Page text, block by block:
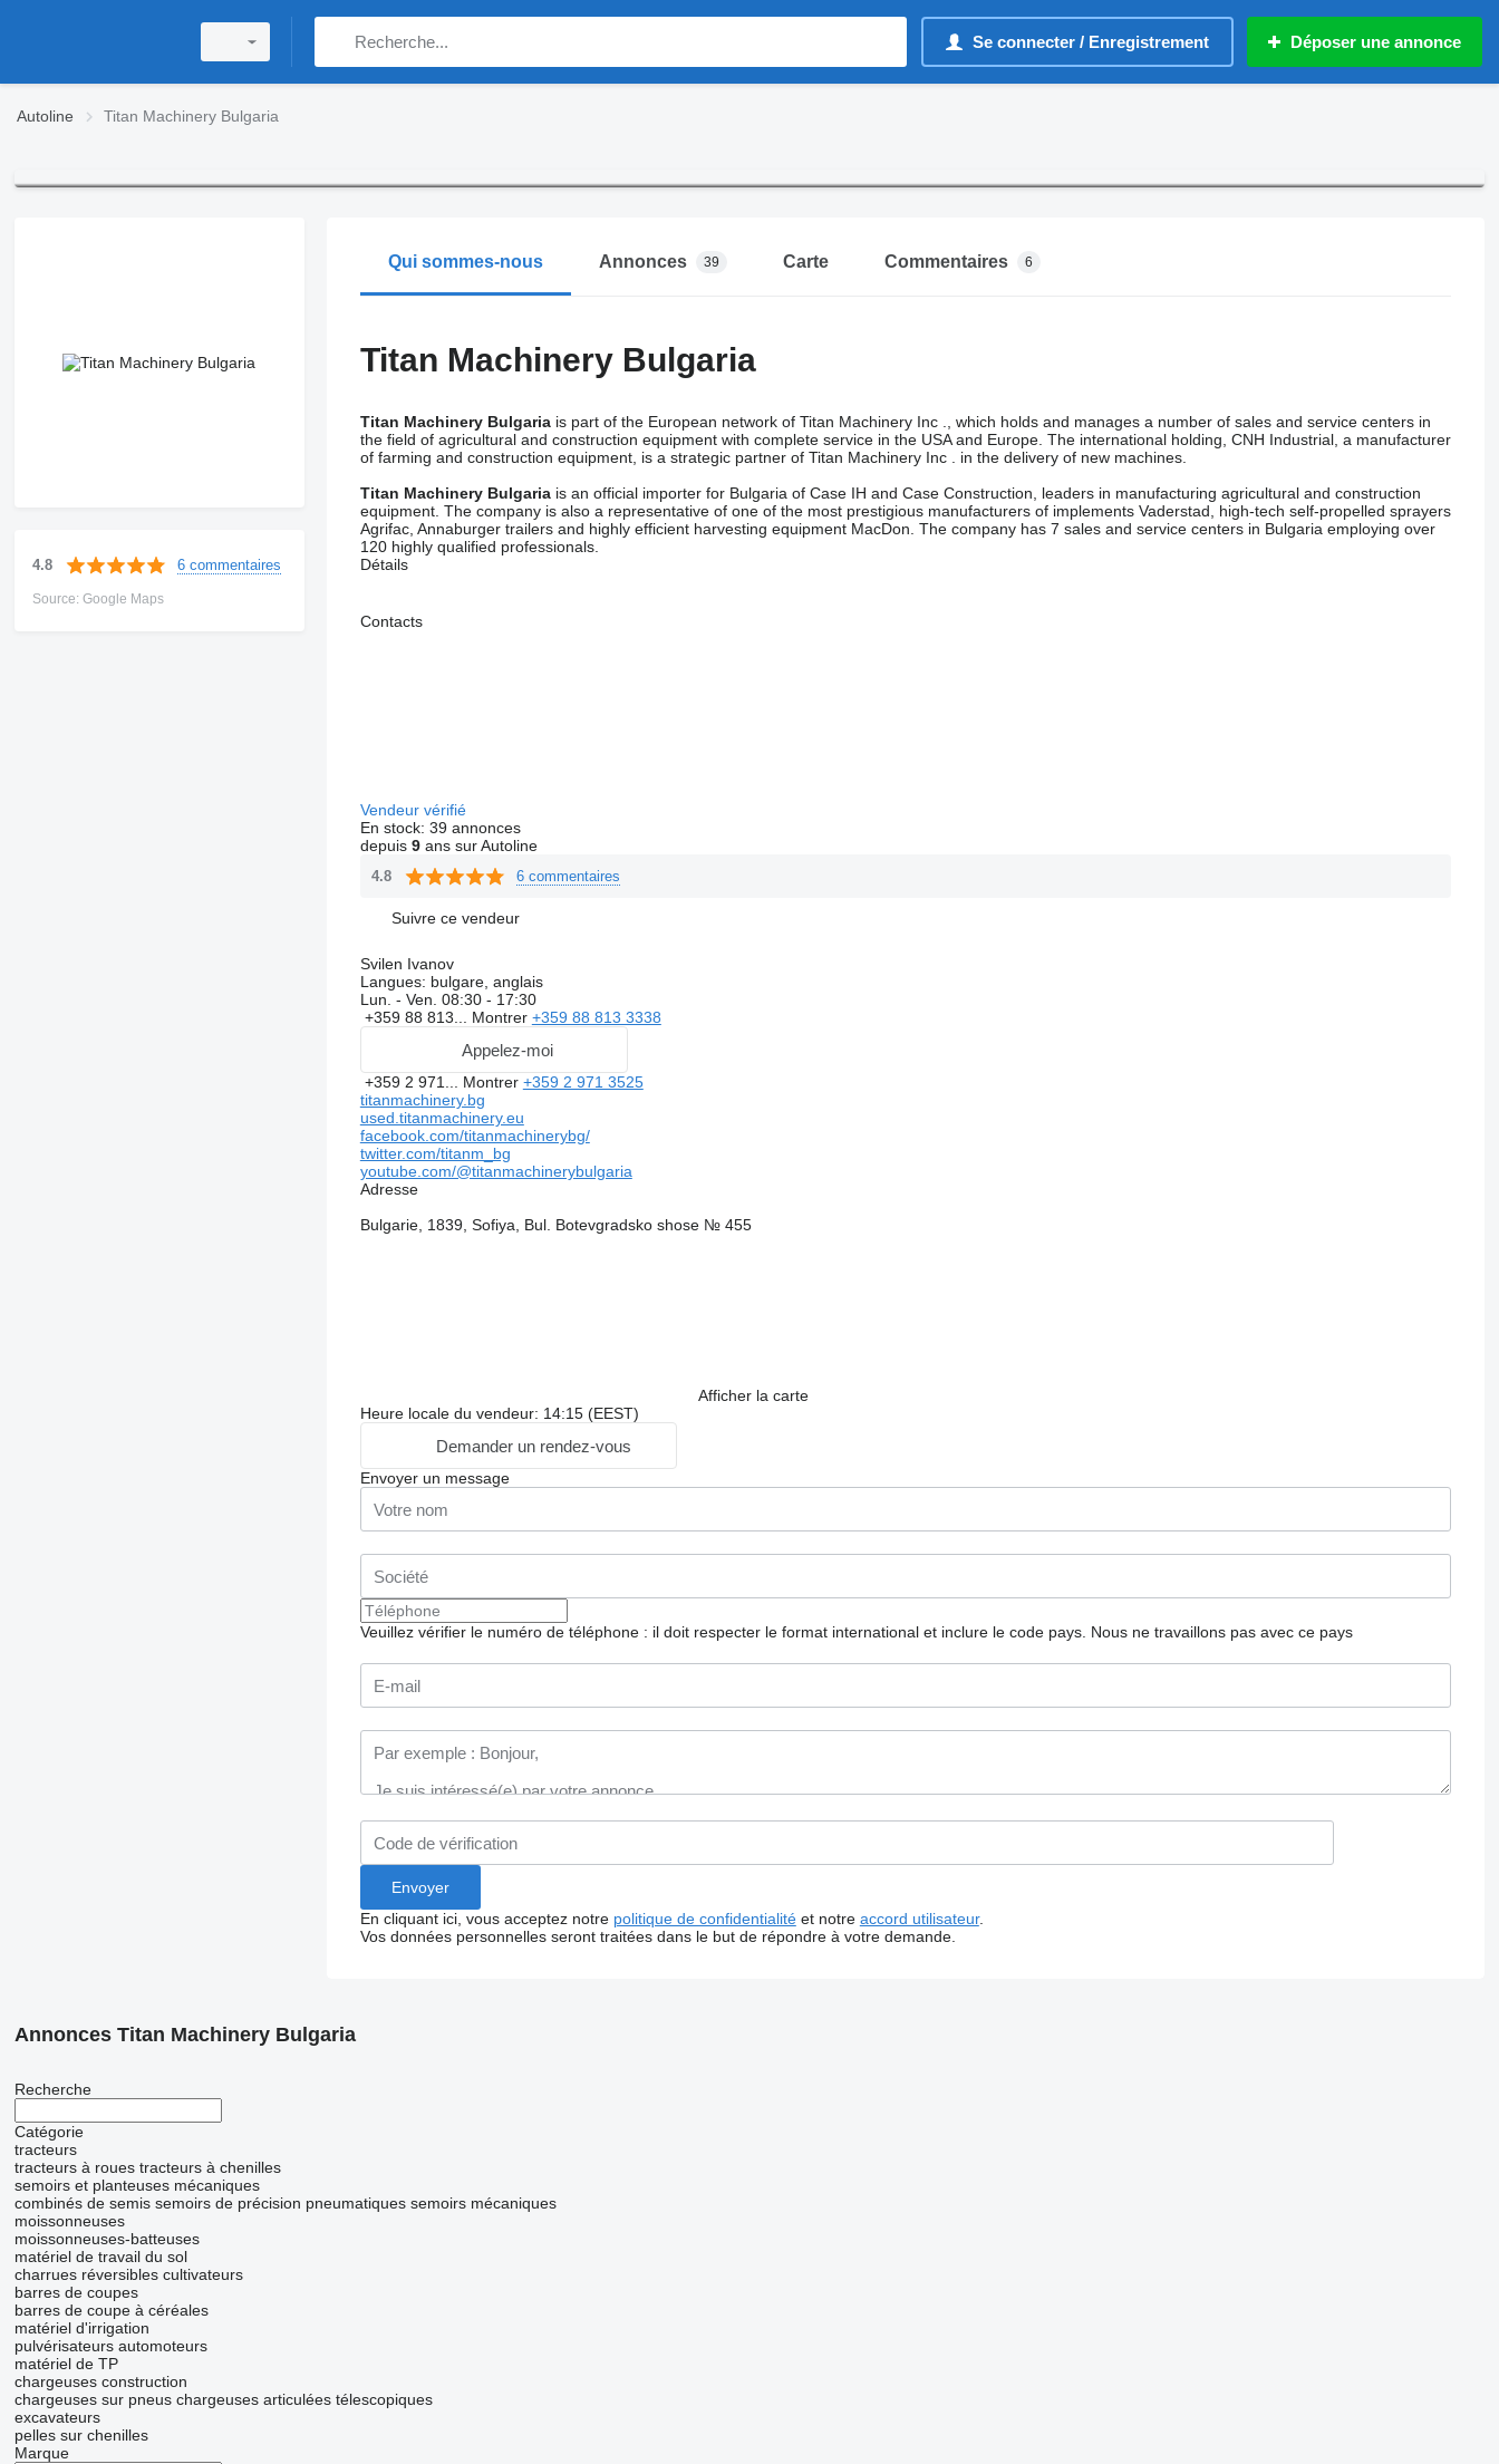
Se connecter / Enregistrement Déposer une annonce
Autoline Titan Machinery Bulgaria
4.8 6 commentaires
Source: Google Maps
Qui sommes-nous Annonces 39 Carte Commentaires 6
Titan Machinery Bulgaria
Titan Machinery Bulgariais part of the European network of Titan Machinery Inc ., which holds and manages a number of sales and service centers in
the field of agricultural and construction equipment with complete service in the USA and Europe. The international holding, CNH Industrial, a manufacturer
of farming and construction equipment, is a strategic partner of Titan Machinery Inc . in the delivery of new machines.
Titan Machinery Bulgariais an official importer for Bulgaria of Case IH and Case Construction, leaders in manufacturing agricultural and construction
equipment. The company is also a representative of one of the most prestigious manufacturers of implements Vaderstad, high-tech self-propelled sprayers
Agrifac, Annaburger trailers and highly efficient harvesting equipment MacDon. The company has 7 sales and service centers in Bulgaria employing over
120 highly qualified professionals.
Détails
Contacts
Vendeur vérifié
En stock: 39 annonces
depuis 9ans sur Autoline
4.8 6 commentaires
Suivre ce vendeur
Svilen Ivanov
Langues: bulgare, anglais
Lun. - Ven. 08:30 - 17:30
+359 88 813... Montrer +359 88 813 3338
Appelez-moi
+359 2 971... Montrer +359 2 971 3525
titanmachinery.bg
used.titanmachinery.eu
facebook.com/titanmachinerybg/
twitter.com/titanm_bg
youtube.com/@titanmachinerybulgaria
Adresse
Bulgarie, 1839, Sofiya, Bul. Botevgradsko shose № 455
Afficher la carte
Heure locale du vendeur: 14:15 (EEST)
Demander un rendez-vous
Envoyer un message
Veuillez vérifier le numéro de téléphone : il doit respecter le format international et inclure le code pays. Nous ne travaillons pas avec ce pays
En cliquant ici, vous acceptez notre politique de confidentialitéet notre accord utilisateur.
Vos données personnelles seront traitées dans le but de répondre à votre demande.
Annonces Titan Machinery Bulgaria
Recherche
Catégorie
tracteurs
tracteurs à roues tracteurs à chenilles
semoirs et planteuses mécaniques
combinés de semis semoirs de précision pneumatiques semoirs mécaniques
moissonneuses
moissonneuses-batteuses
matériel de travail du sol
charrues réversibles cultivateurs
barres de coupes
barres de coupe à céréales
matériel d'irrigation
pulvérisateurs automoteurs
matériel de TP
chargeuses construction
chargeuses sur pneus chargeuses articulées télescopiques
excavateurs
pelles sur chenilles
Marque